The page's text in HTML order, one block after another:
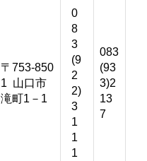
〒753-850
1 山口市
滝町1－1
0
8
3
(9
2
2)
3
1
1
1
083
(93
3)2
13
7